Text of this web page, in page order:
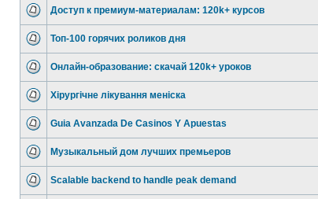
Доступ к премиум-материалам: 120k+ курсов
Топ-100 горячих роликов дня
Онлайн-образование: скачай 120k+ уроков
Хірургічне лікування меніска
Guia Avanzada De Casinos Y Apuestas
Музыкальный дом лучших премьеров
Scalable backend to handle peak demand